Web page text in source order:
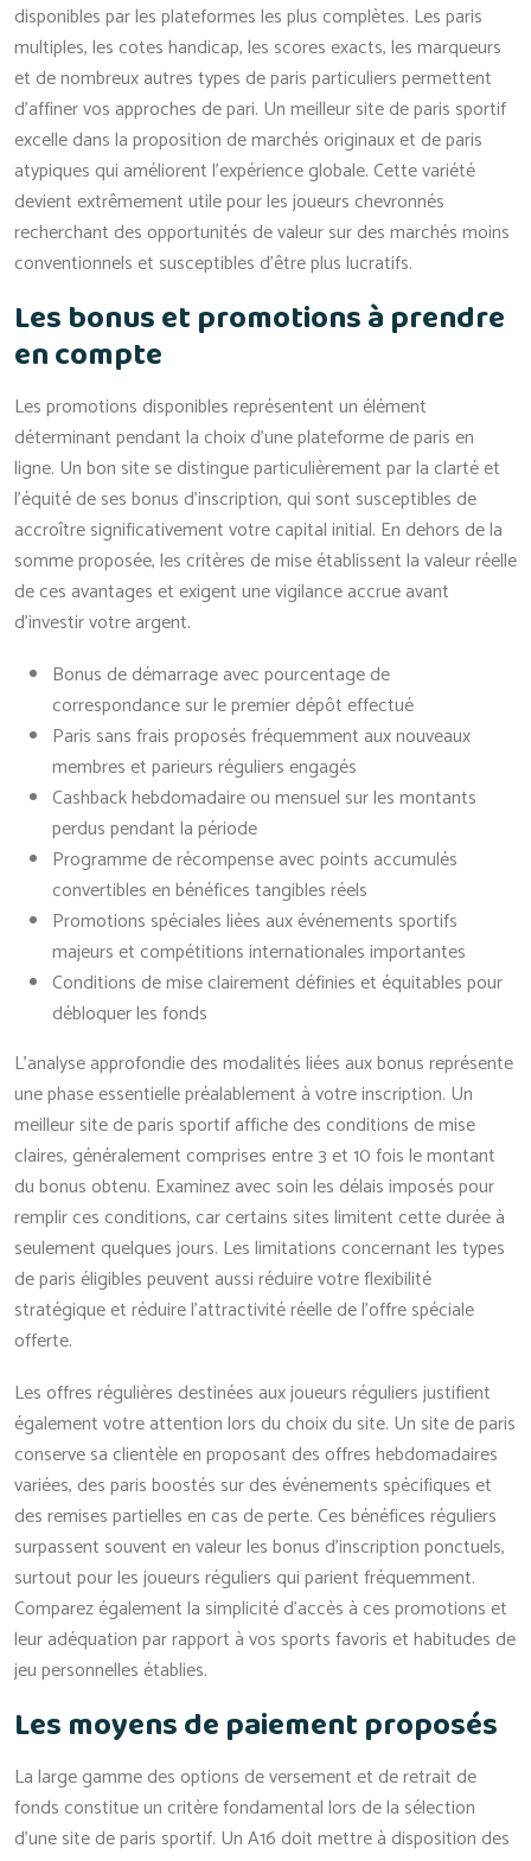
disponibles par les plateformes les plus complètes. Les paris
multiples, les cotes handicap, les scores exacts, les marqueurs
et de nombreux autres types de paris particuliers permettent
d’affiner vos approches de pari. Un meilleur site de paris sportif
excelle dans la proposition de marchés originaux et de paris
atypiques qui améliorent l’expérience globale. Cette variété
devient extrêmement utile pour les joueurs chevronnés
recherchant des opportunités de valeur sur des marchés moins
conventionnels et susceptibles d’être plus lucratifs.
Les bonus et promotions à prendre
en compte
Les promotions disponibles représentent un élément
déterminant pendant la choix d’une plateforme de paris en
ligne. Un bon site se distingue particulièrement par la clarté et
l’équité de ses bonus d’inscription, qui sont susceptibles de
accroître significativement votre capital initial. En dehors de la
somme proposée, les critères de mise établissent la valeur réelle
de ces avantages et exigent une vigilance accrue avant
d’investir votre argent.
Bonus de démarrage avec pourcentage de
correspondance sur le premier dépôt effectué
Paris sans frais proposés fréquemment aux nouveaux
membres et parieurs réguliers engagés
Cashback hebdomadaire ou mensuel sur les montants
perdus pendant la période
Programme de récompense avec points accumulés
convertibles en bénéfices tangibles réels
Promotions spéciales liées aux événements sportifs
majeurs et compétitions internationales importantes
Conditions de mise clairement définies et équitables pour
débloquer les fonds
L’analyse approfondie des modalités liées aux bonus représente
une phase essentielle préalablement à votre inscription. Un
meilleur site de paris sportif affiche des conditions de mise
claires, généralement comprises entre 3 et 10 fois le montant
du bonus obtenu. Examinez avec soin les délais imposés pour
remplir ces conditions, car certains sites limitent cette durée à
seulement quelques jours. Les limitations concernant les types
de paris éligibles peuvent aussi réduire votre flexibilité
stratégique et réduire l’attractivité réelle de l’offre spéciale
offerte.
Les offres régulières destinées aux joueurs réguliers justifient
également votre attention lors du choix du site. Un site de paris
conserve sa clientèle en proposant des offres hebdomadaires
variées, des paris boostés sur des événements spécifiques et
des remises partielles en cas de perte. Ces bénéfices réguliers
surpassent souvent en valeur les bonus d’inscription ponctuels,
surtout pour les joueurs réguliers qui parient fréquemment.
Comparez également la simplicité d’accès à ces promotions et
leur adéquation par rapport à vos sports favoris et habitudes de
jeu personnelles établies.
Les moyens de paiement proposés
La large gamme des options de versement et de retrait de
fonds constitue un critère fondamental lors de la sélection
d’une site de paris sportif. Un A16 doit mettre à disposition des